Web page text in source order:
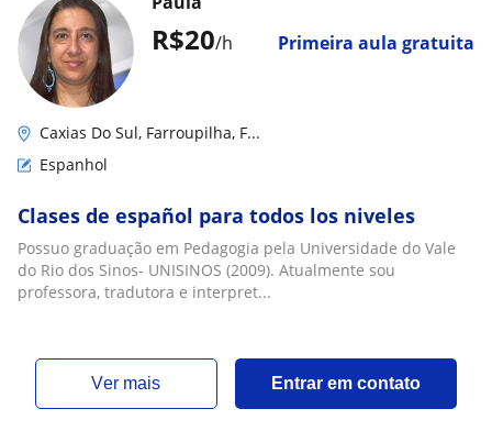
R$20/h Primeira aula gratuita
Caxias Do Sul, Farroupilha, F...
Espanhol
Clases de español para todos los niveles
Possuo graduação em Pedagogia pela Universidade do Vale
do Rio dos Sinos- UNISINOS (2009). Atualmente sou
professora, tradutora e interpret...
ver mais Entrar em contato